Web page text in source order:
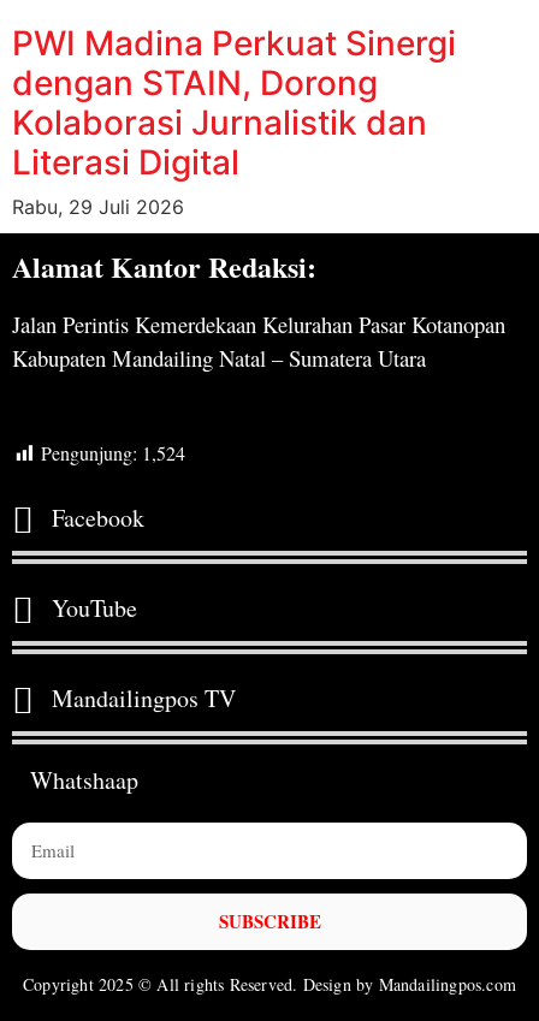
PWI Madina Perkuat Sinergi
dengan STAIN, Dorong
Kolaborasi Jurnalistik dan
Literasi Digital
Rabu, 29 Juli 2026
Alamat Kantor Redaksi:
Jalan Perintis Kemerdekaan Kelurahan Pasar Kotanopan
Kabupaten Mandailing Natal – Sumatera Utara
Pengunjung: 1,524
Facebook
YouTube
Mandailingpos TV
Whatshaap
SUBSCRIBE
Copyright 2025 © All rights Reserved. Design by Mandailingpos.com